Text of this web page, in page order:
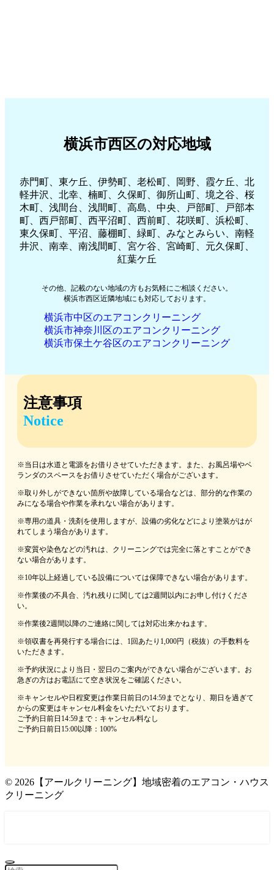
横浜市西区の対応地域
赤門町、東ケ丘、伊勢町、老松町、岡野、霞ケ丘、北
軽井沢、北幸、楠町、久保町、御所山町、境之谷、桜
木町、浅間台、浅間町、高島、中央、戸部町、戸部本
町、西戸部町、西平沼町、西前町、花咲町、浜松町、
東久保町、平沼、藤棚町、緑町、みなとみらい、南軽
井沢、南幸、南浅間町、宮ケ谷、宮崎町、元久保町、
紅葉ケ丘
その他、記載のない地域の方もお気軽にご相談ください。
横浜市西区近隣地域にも対応しております。
横浜市中区のエアコンクリーニング
横浜市神奈川区のエアコンクリーニング
横浜市保土ケ谷区のエアコンクリーニング
注意事項
Notice
※当日は水道と電源をお借りさせていただきます。また、お風呂場やベ
ランダのスペースをお借りさせていただく場合がございます。
※取り外しができない箇所や故障している場合などは、部分的な作業の
みになる場合や作業を承れない場合があります。
※専用の道具・洗剤を使用しますが、設備の劣化などにより塗装がはが
れてしまう場合があります。
※変質や染色などの汚れは、クリーニングでは完全に落とすことができ
ない場合があります。
※10年以上経過している設備については保障できない場合があります。
※作業後の不具合、汚れ残りに関しては2週間以内にお申し付けくださ
い。
※作業後2週間以降のご連絡に関しては対応出来かねます。
※領収書を再発行する場合には、1回あたり1,000円（税抜）の手数料を
いただきます。
※予約状況により当日・翌日のご案内ができない場合がございます。お
急ぎの方はお電話にて空き状況をご確認ください。
※キャンセルや日程変更は作業日前日の14:59までとなり、期日を過ぎて
からの変更はキャンセル料金をいただいております。
ご予約日前日14:59まで：キャンセル料なし
ご予約日前日15:00以降：100%
© 2026【アールクリーニング】地域密着のエアコン・ハウス
クリーニング